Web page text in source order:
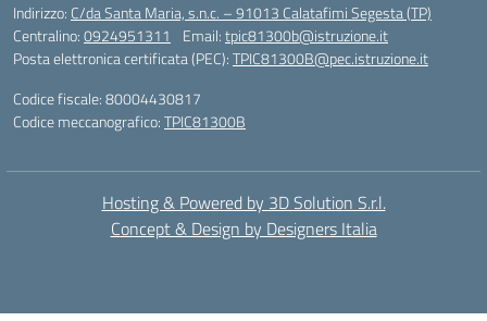
Indirizzo: C/da Santa Maria, s.n.c. – 91013 Calatafimi Segesta (TP)
Centralino:0924951311 Email:tpic81300b@istruzione.it
Posta elettronica certificata (PEC):TPIC81300B@pec.istruzione.it
Codice fiscale: 80004430817
Codice meccanografico:TPIC81300B
Hosting & Powered by 3D Solution S.r.l.
Concept & Design by Designers Italia